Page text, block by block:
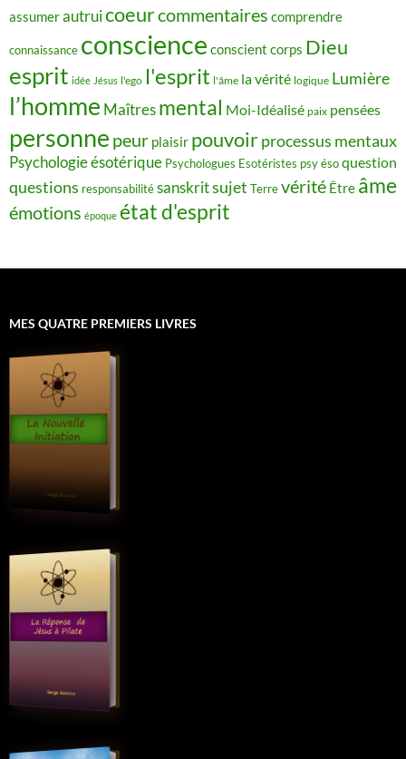
assumerautruicoeurcommentaires comprendre
connaissance conscience conscient corps Dieu
esprit idée Jésus l'ego l'esprit l'âme la vérité logique Lumière
l’homme Maîtres mental Moi-Idéalisé paix pensées
personne peur plaisir pouvoirprocessus mentaux
Psychologie ésotérique Psychologues Esotéristes psy ésoquestion
questions responsabilitésanskritsujet Terrevérité Être âme
émotions époque état d'esprit
MES QUATRE PREMIERS LIVRES